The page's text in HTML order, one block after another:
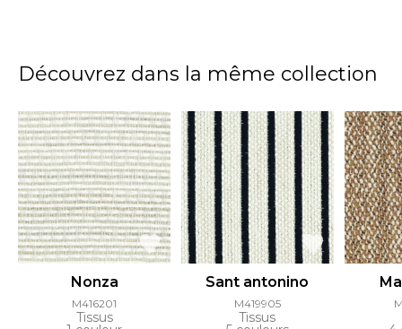
Découvrez dans la même collection
Nonza
M416201
Tissus
Sant antonino
M419905
Tissus